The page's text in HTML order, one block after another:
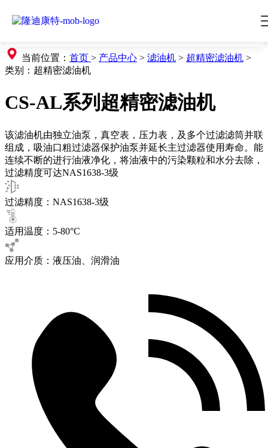
当前位置： 首页 > 产品中心 > 滤油机 > 超精密滤油机 >
类别： 超精密滤油机
CS-AL系列超精密滤油机
该滤油机由独立油泵，真空表，压力表，及多个过滤滤筒并联
组成，吸油口粗过滤器保护油泵并延长主过滤器使用寿命。能
连续不断的进行油液净化，将油液中的污染颗粒和水分去除，
过滤精度可达NAS1638-3级
过滤精度：NAS1638-3级
适用温度：5-80°C
应用介质：液压油、润滑油